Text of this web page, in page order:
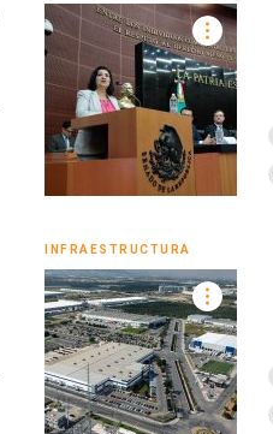
INFRAESTRUCTURA